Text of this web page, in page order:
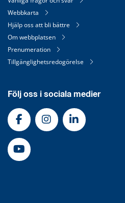
Webbkarta
Hjälp oss att bli bättre
Om webbplatsen
Prenumeration
Tillgänglighetsredogörelse
Följ oss i sociala medier